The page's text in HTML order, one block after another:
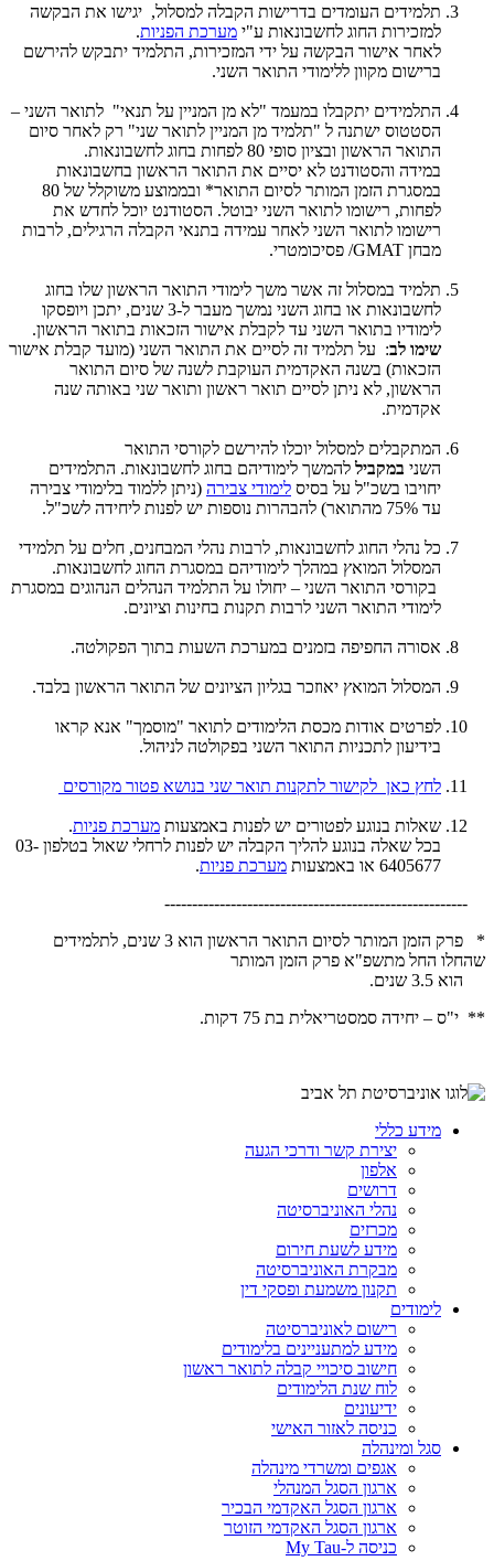
תלמידים העומדים בדרישות הקבלה למסלול, יגישו את הבקשה
למזכירות החוג לחשבונאות ע"י מערכת הפניות.
לאחר אישור הבקשה על ידי המזכירות, התלמיד יתבקש להירשם
ברישום מקוון ללימודי התואר השני.
התלמידים יתקבלו במעמד "לא מן המניין על תנאי" לתואר השני –
הסטטוס ישתנה ל "תלמיד מן המניין לתואר שני" רק לאחר סיום
התואר הראשון ובציון סופי 80 לפחות בחוג לחשבונאות.
במידה והסטודנט לא יסיים את התואר הראשון בחשבונאות
במסגרת הזמן המותר לסיום התואר* ובממוצע משוקלל של 80
לפחות, רישומו לתואר השני יבוטל. הסטודנט יוכל לחדש את
רישומו לתואר השני לאחר עמידה בתנאי הקבלה הרגילים, לרבות
מבחן GMAT/ פסיכומטרי.
תלמיד במסלול זה אשר משך לימודי התואר הראשון שלו בחוג
לחשבונאות או בחוג השני נמשך מעבר ל-3 שנים, יתכן ויופסקו
לימודיו בתואר השני עד לקבלת אישור הזכאות בתואר הראשון.
שימו לב: על תלמיד זה לסיים את התואר השני (מועד קבלת אישור
הזכאות) בשנה האקדמית העוקבת לשנה של סיום התואר
הראשון, לא ניתן לסיים תואר ראשון ותואר שני באותה שנה
אקדמית.
המתקבלים למסלול יוכלו להירשם לקורסי התואר
השני במקביל להמשך לימודיהם בחוג לחשבונאות. התלמידים
יחויבו בשכ"ל על בסיס לימודי צבירה (ניתן ללמוד בלימודי צבירה
עד 75% מהתואר) להבהרות נוספות יש לפנות ליחידה לשכ"ל.
כל נהלי החוג לחשבונאות, לרבות נהלי המבחנים, חלים על תלמידי
המסלול המואץ במהלך לימודיהם במסגרת החוג לחשבונאות.
בקורסי התואר השני – יחולו על התלמיד הנהלים הנהוגים במסגרת
לימודי התואר השני לרבות תקנות בחינות וציונים.
אסורה החפיפה בזמנים במערכת השעות בתוך הפקולטה.
המסלול המואץ יאוזכר בגליון הציונים של התואר הראשון בלבד.
לפרטים אודות מכסת הלימודים לתואר "מוסמך" אנא קראו
בידיעון לתכניות התואר השני בפקולטה לניהול.
לחץ כאן לקישור לתקנות תואר שני בנושא פטור מקורסים
שאלות בנוגע לפטורים יש לפנות באמצעות מערכת פניות.
בכל שאלה בנוגע להליך הקבלה יש לפנות לרחלי שאול בטלפון 03-
6405677 או באמצעות
מערכת פניות.
-------------------------------------------------------
* פרק הזמן המותר לסיום התואר הראשון הוא 3 שנים,
לתלמידים
שהחלו החל מתשפ"א פרק הזמן המותר
הוא 3.5 שנים.
** י"ס – יחידה סמסטריאלית בת 75 דקות.
מידע כללי
יצירת קשר ודרכי הגעה
אלפון
דרושים
נהלי האוניברסיטה
מכרזים
מידע לשעת חירום
מבקרת האוניברסיטה
תקנון משמעת ופסקי דין
לימודים
רישום לאוניברסיטה
מידע למתעניינים בלימודים
חישוב סיכויי קבלה לתואר ראשון
לוח שנת הלימודים
ידיעונים
כניסה לאזור האישי
סגל ומינהלה
אגפים ומשרדי מינהלה
ארגון הסגל המנהלי
ארגון הסגל האקדמי הבכיר
ארגון הסגל האקדמי הזוטר
כניסה ל-My Tau